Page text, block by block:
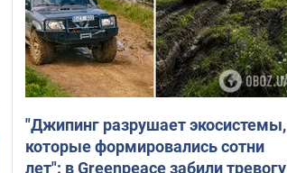
"Джипинг разрушает экосистемы,
которые формировались сотни
лет": в Greenpeace забили тревогу